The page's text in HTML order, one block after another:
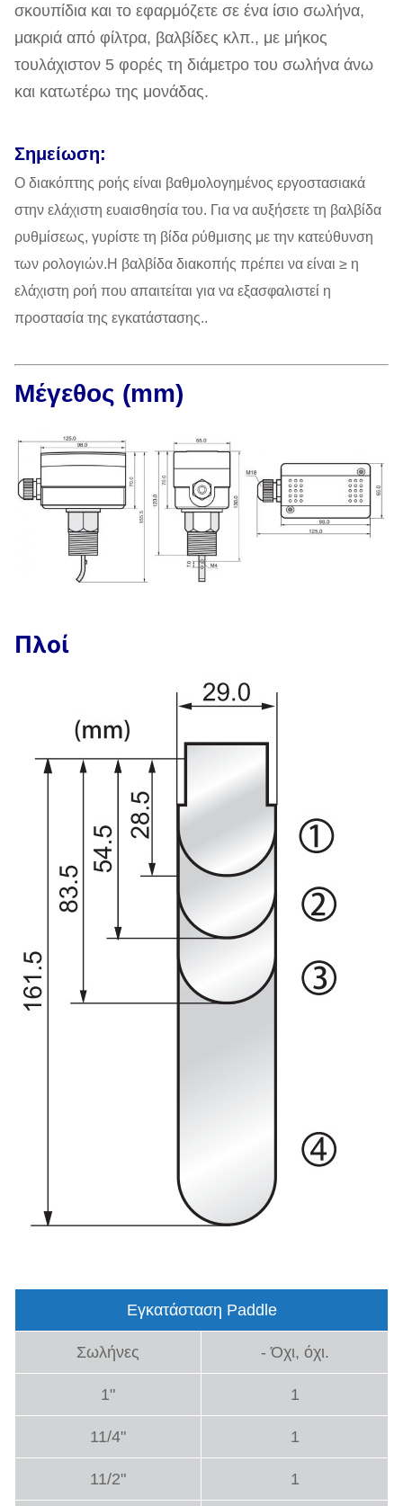
σκουπίδια και το εφαρμόζετε σε ένα ίσιο σωλήνα,
μακριά από φίλτρα, βαλβίδες κλπ., με μήκος
τουλάχιστον 5 φορές τη διάμετρο του σωλήνα άνω
και κατωτέρω της μονάδας.
Σημείωση:
Ο διακόπτης ροής είναι βαθμολογημένος εργοστασιακά
στην ελάχιστη ευαισθησία του. Για να αυξήσετε τη βαλβίδα
ρυθμίσεως, γυρίστε τη βίδα ρύθμισης με την κατεύθυνση
των ρολογιών.Η βαλβίδα διακοπής πρέπει να είναι ≥ η
ελάχιστη ροή που απαιτείται για να εξασφαλιστεί η
προστασία της εγκατάστασης..
Μέγεθος (mm)
Πλοί
Εγκατάσταση Paddle
Σωλήνες - Όχι, όχι.
1" 1
11/4" 1
11/2" 1